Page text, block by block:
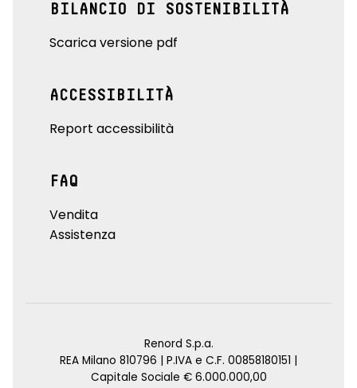
BILANCIO DI SOSTENIBILITÀ
Scarica versione pdf
ACCESSIBILITÀ
Report accessibilità
FAQ
Vendita
Assistenza
Renord S.p.a.
REA Milano 810796 | P.IVA e C.F. 00858180151 |
Capitale Sociale € 6.000.000,00